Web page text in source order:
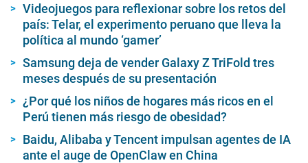
Videojuegos para reflexionar sobre los retos del
país: Telar, el experimento peruano que lleva la
política al mundo ‘gamer’
Samsung deja de vender Galaxy Z TriFold tres
meses después de su presentación
¿Por qué los niños de hogares más ricos en el
Perú tienen más riesgo de obesidad?
Baidu, Alibaba y Tencent impulsan agentes de IA
ante el auge de OpenClaw en China